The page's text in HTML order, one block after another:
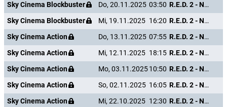
Sky Cinema Blockbuster
Do, 20.11.2025 03:50
R.E.D. 2 - Noch Älter. Härter. Besser.
Sky Cinema Blockbuster
Mi, 19.11.2025 16:20
R.E.D. 2 - Noch Älter. Härter. Besser.
Sky Cinema Action
Do, 13.11.2025 07:55
R.E.D. 2 - Noch Älter. Härter. Besser.
Sky Cinema Action
Mi, 12.11.2025 18:15
R.E.D. 2 - Noch Älter. Härter. Besser.
Sky Cinema Action
Mo, 03.11.202510:50
R.E.D. 2 - Noch Älter. Härter. Besser.
Sky Cinema Action
So, 02.11.2025 16:05
R.E.D. 2 - Noch Älter. Härter. Besser.
Sky Cinema Action
Mi, 22.10.2025 12:30
R.E.D. 2 - Noch Älter. Härter. Besser.